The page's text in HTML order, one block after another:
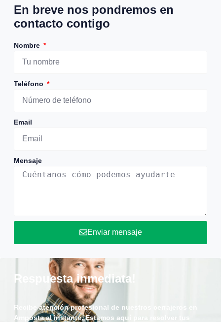
En breve nos pondremos en
contacto contigo
Nombre
Teléfono
Email
Mensaje
Enviar mensaje
Respuesta inmediata!
Recibe atención profesional de nuestros cerrajeros en
Amposta al instante. Estamos aquí para resolver tus